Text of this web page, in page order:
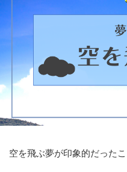
空を飛ぶ夢が印象的だった